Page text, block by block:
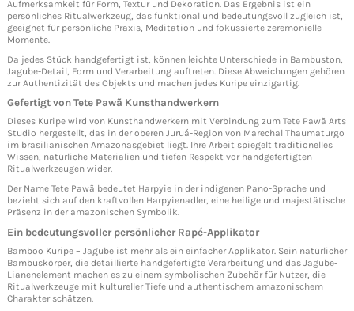
Aufmerksamkeit für Form, Textur und Dekoration. Das Ergebnis ist ein
persönliches Ritualwerkzeug, das funktional und bedeutungsvoll zugleich ist,
geeignet für persönliche Praxis, Meditation und fokussierte zeremonielle
Momente.
Da jedes Stück handgefertigt ist, können leichte Unterschiede in Bambuston,
Jagube-Detail, Form und Verarbeitung auftreten. Diese Abweichungen gehören
zur Authentizität des Objekts und machen jedes Kuripe einzigartig.
Gefertigt von Tete Pawã Kunsthandwerkern
Dieses Kuripe wird von Kunsthandwerkern mit Verbindung zum Tete Pawã Arts
Studio hergestellt, das in der oberen Juruá-Region von Marechal Thaumaturgo
im brasilianischen Amazonasgebiet liegt. Ihre Arbeit spiegelt traditionelles
Wissen, natürliche Materialien und tiefen Respekt vor handgefertigten
Ritualwerkzeugen wider.
Der Name Tete Pawã bedeutet Harpyie in der indigenen Pano-Sprache und
bezieht sich auf den kraftvollen Harpyienadler, eine heilige und majestätische
Präsenz in der amazonischen Symbolik.
Ein bedeutungsvoller persönlicher Rapé-Applikator
Bamboo Kuripe – Jagube ist mehr als ein einfacher Applikator. Sein natürlicher
Bambuskörper, die detaillierte handgefertigte Verarbeitung und das Jagube-
Lianenelement machen es zu einem symbolischen Zubehör für Nutzer, die
Ritualwerkzeuge mit kultureller Tiefe und authentischem amazonischem
Charakter schätzen.